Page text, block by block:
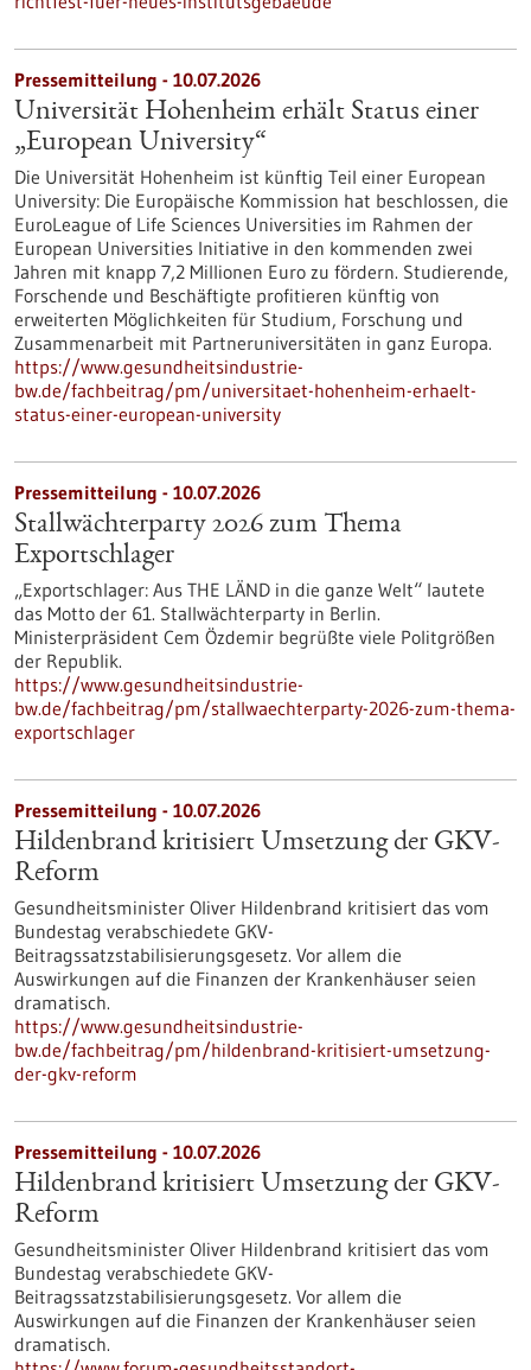
Pressemitteilung - 10.07.2026
Universität Hohenheim erhält Status einer
„European University“
Die Universität Hohenheim ist künftig Teil einer European
University: Die Europäische Kommission hat beschlossen, die
EuroLeague of Life Sciences Universities im Rahmen der
European Universities Initiative in den kommenden zwei
Jahren mit knapp 7,2 Millionen Euro zu fördern. Studierende,
Forschende und Beschäftigte profitieren künftig von
erweiterten Möglichkeiten für Studium, Forschung und
Zusammenarbeit mit Partneruniversitäten in ganz Europa.
https://www.gesundheitsindustrie-
bw.de/fachbeitrag/pm/universitaet-hohenheim-erhaelt-
status-einer-european-university
Pressemitteilung - 10.07.2026
Stallwächterparty 2026 zum Thema
Exportschlager
„Exportschlager: Aus THE LÄND in die ganze Welt“ lautete
das Motto der 61. Stallwächterparty in Berlin.
Ministerpräsident Cem Özdemir begrüßte viele Politgrößen
der Republik.
https://www.gesundheitsindustrie-
bw.de/fachbeitrag/pm/stallwaechterparty-2026-zum-thema-
exportschlager
Pressemitteilung - 10.07.2026
Hildenbrand kritisiert Umsetzung der GKV-
Reform
Gesundheitsminister Oliver Hildenbrand kritisiert das vom
Bundestag verabschiedete GKV-
Beitragssatzstabilisierungsgesetz. Vor allem die
Auswirkungen auf die Finanzen der Krankenhäuser seien
dramatisch.
https://www.gesundheitsindustrie-
bw.de/fachbeitrag/pm/hildenbrand-kritisiert-umsetzung-
der-gkv-reform
Pressemitteilung - 10.07.2026
Hildenbrand kritisiert Umsetzung der GKV-
Reform
Gesundheitsminister Oliver Hildenbrand kritisiert das vom
Bundestag verabschiedete GKV-
Beitragssatzstabilisierungsgesetz. Vor allem die
Auswirkungen auf die Finanzen der Krankenhäuser seien
dramatisch.